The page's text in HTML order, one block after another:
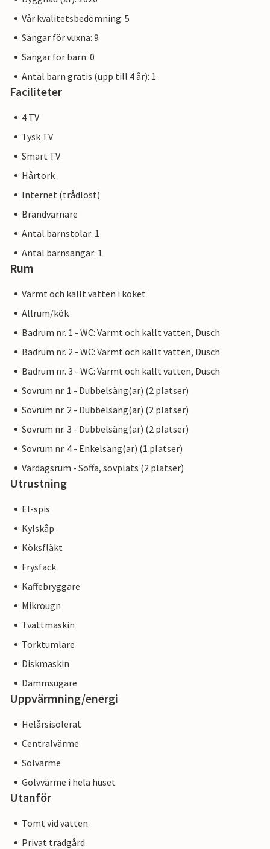
Vår kvalitetsbedömning: 5
Sängar för vuxna: 9
Sängar för barn: 0
Antal barn gratis (upp till 4 år): 1
Faciliteter
4 TV
Tysk TV
Smart TV
Hårtork
Internet (trådlöst)
Brandvarnare
Antal barnstolar: 1
Antal barnsängar: 1
Rum
Varmt och kallt vatten i köket
Allrum/kök
Badrum nr. 1 - WC: Varmt och kallt vatten, Dusch
Badrum nr. 2 - WC: Varmt och kallt vatten, Dusch
Badrum nr. 3 - WC: Varmt och kallt vatten, Dusch
Sovrum nr. 1 - Dubbelsäng(ar) (2 platser)
Sovrum nr. 2 - Dubbelsäng(ar) (2 platser)
Sovrum nr. 3 - Dubbelsäng(ar) (2 platser)
Sovrum nr. 4 - Enkelsäng(ar) (1 platser)
Vardagsrum - Soffa, sovplats (2 platser)
Utrustning
El-spis
Kylskåp
Köksfläkt
Frysfack
Kaffebryggare
Mikrougn
Tvättmaskin
Torktumlare
Diskmaskin
Dammsugare
Uppvärmning/energi
Helårsisolerat
Centralvärme
Solvärme
Golvvärme i hela huset
Utanför
Tomt vid vatten
Privat trädgård